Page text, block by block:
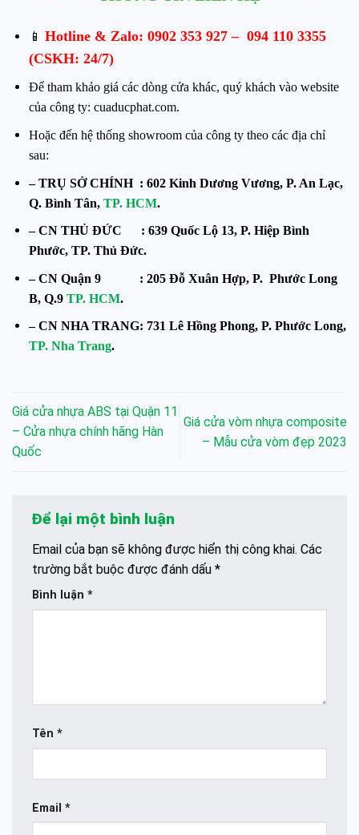
📱 Hotline & Zalo: 0902 353 927– 094 110 3355
(CSKH: 24/7)
Để tham khảo giá các dòng cửa khác, quý khách vào website
của công ty: cuaducphat.com.
Hoặc đến hệ thống showroom của công ty theo các địa chỉ
sau:
– TRỤ SỞ CHÍNH : 602 Kinh Dương Vương, P. An Lạc,
Q. Bình Tân, TP. HCM.
– CN THỦ ĐỨC : 639 Quốc Lộ 13, P. Hiệp Bình
Phước, TP. Thủ Đức.
– CN Quận 9 : 205 Đỗ Xuân Hợp, P. Phước Long
B, Q.9 TP. HCM.
– CN NHA TRANG: 731 Lê Hồng Phong, P. Phước Long,
TP. Nha Trang.
Giá cửa nhựa ABS tại Quận 11
– Cửa nhựa chính hãng Hàn
Quốc
Giá cửa vòm nhựa composite
– Mẫu cửa vòm đẹp 2023
Để lại một bình luận
Email của bạn sẽ không được hiển thị công khai. Các
trường bắt buộc được đánh dấu *
Bình luận *
Tên *
Email *